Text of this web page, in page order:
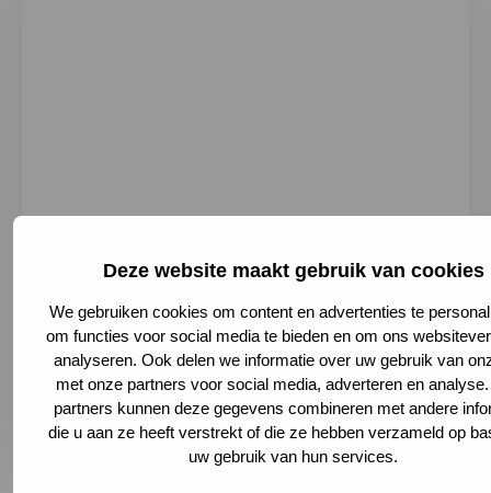
Deze website maakt gebruik van cookies
We gebruiken cookies om content en advertenties te
om functies voor social media te bieden en om ons
analyseren. Ook delen we informatie over uw gebruik van
met onze partners voor social media, adverteren en
partners kunnen deze gegevens combineren met andere
die u aan ze heeft verstrekt of die ze hebben verzameld op
uw gebruik van hun services.
Vrederustlaan 180, 2543 SW Den Haag,
Netherlands
070 359 37 13
Naar websiteDeze link leidt naar een externe
Deze link leidt naar een externe